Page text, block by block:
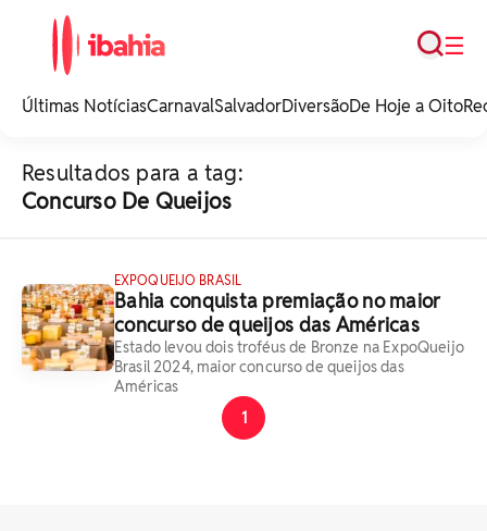
noticias e
☰
Busca
Últimas NotíciasCarnavalSalvadorDiversãoDe Hoje a Oito
Resultados para a tag:
Concurso De Queijos
EXPOQUEIJO BRASIL
Bahia conquista premiação no maior
concurso de queijos das Américas
Estado levou dois troféus de Bronze na ExpoQueijo
Brasil 2024, maior concurso de queijos das
Américas
1